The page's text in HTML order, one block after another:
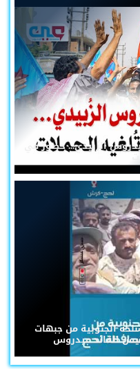
الزُبيدي... حضورٌ في
الجنوبية من جبهات
القائد عيدروس